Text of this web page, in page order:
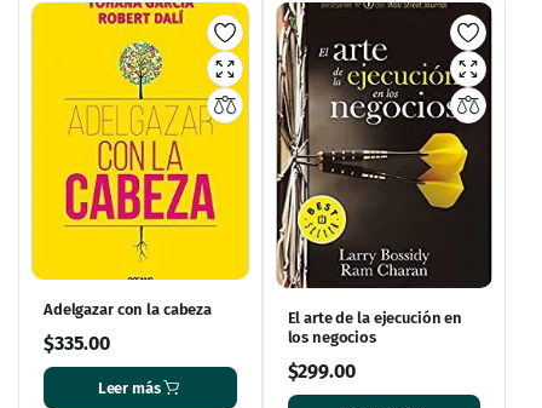
Adelgazar con la cabeza
$335.00
Leer más
El arte de la ejecución en
los negocios
$299.00